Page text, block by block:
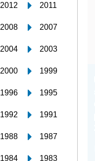
2012 2011
2008 2007
2004 2003
2000 1999
1996 1995
1992 1991
1988 1987
1984 1983